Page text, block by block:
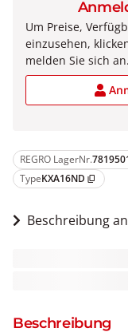
REGRO LagerNr.
TypeKXA16ND content_copy
Beschreibung
Beschreibung
Um Preise,
einzusehen,
melden Sie sich an.